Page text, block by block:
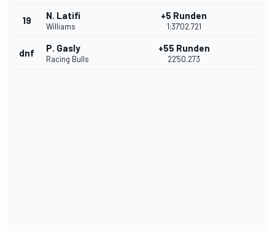
19 N. Latifi
Williams
+5 Runden
1:37'02.721
dnf P. Gasly
Racing Bulls
+55 Runden
22'50.273